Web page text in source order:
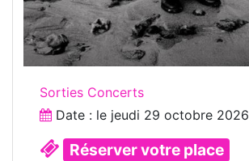
Sorties Concerts
Date : le jeudi 29 octobre 2026
Réserver votre place